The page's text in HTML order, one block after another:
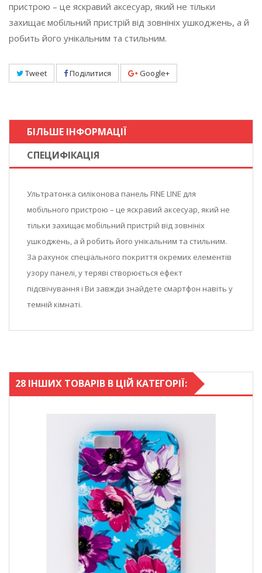
пристрою – це яскравий аксесуар, який не тільки
захищає мобільний пристрій від зовнініх ушкоджень, а й
робить його унікальним та стильним.
Tweet Поділитися Google+
БІЛЬШЕ ІНФОРМАЦІЇ
СПЕЦИФІКАЦІЯ
Ультратонка силіконова панель FINE LINE для
мобільного пристрою – це яскравий аксесуар, який не
тільки захищає мобільний пристрій від зовнініх
ушкоджень, а й робить його унікальним та стильним.
За рахунок спеціального покриття окремих елементів
узору панелі, у теряві створюється ефект
підсвічування і Ви завжди знайдете смартфон навіть у
темній кімнаті.
28 ІНШИХ ТОВАРІВ В ЦІЙ КАТЕГОРІЇ: